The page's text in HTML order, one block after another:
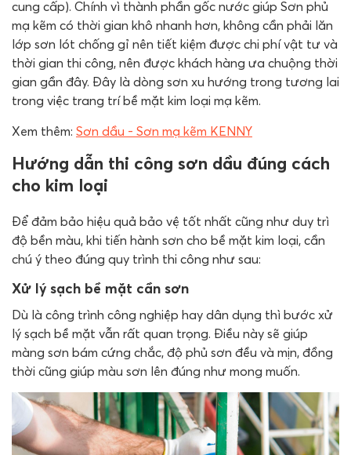
cung cấp). Chính vì thành phần gốc nước giúp Sơn phủ
mạ kẽm có thời gian khô nhanh hơn, không cần phải lăn
lớp sơn lót chống gỉ nên tiết kiệm được chi phí vật tư và
thời gian thi công, nên được khách hàng ưa chuộng thời
gian gần đây. Đây là dòng sơn xu hướng trong tương lai
trong việc trang trí bề mặt kim loại mạ kẽm.
Xem thêm: Sơn dầu - Sơn mạ kẽm KENNY
Hướng dẫn thi công sơn dầu đúng cách
cho kim loại
Để đảm bảo hiệu quả bảo vệ tốt nhất cũng như duy trì
độ bền màu, khi tiến hành sơn cho bề mặt kim loại, cần
chú ý theo đúng quy trình thi công như sau:
Xử lý sạch bề mặt cần sơn
Dù là công trình công nghiệp hay dân dụng thì bước xử
lý sạch bề mặt vẫn rất quan trọng. Điều này sẽ giúp
màng sơn bám cứng chắc, độ phủ sơn đều và mịn, đồng
thời cũng giúp màu sơn lên đúng như mong muốn.